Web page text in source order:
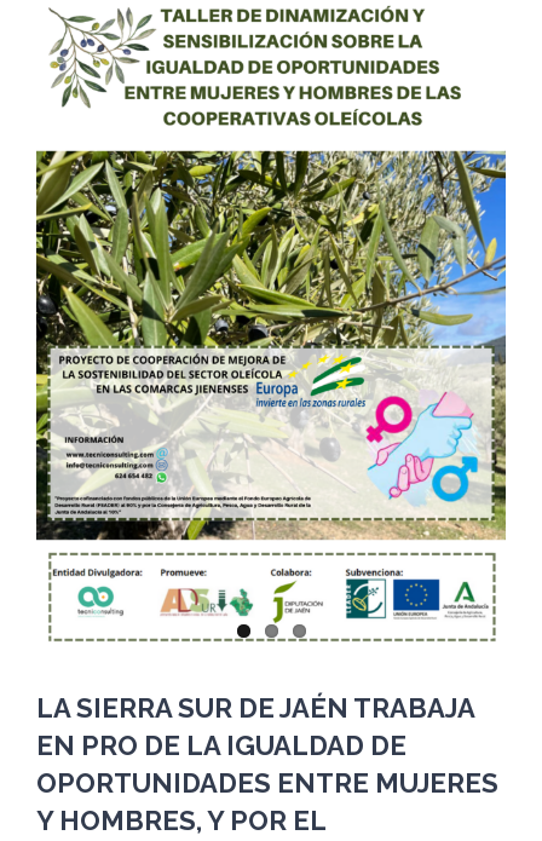
LA SIERRA SUR DE JAÉN TRABAJA
EN PRO DE LA IGUALDAD DE
OPORTUNIDADES ENTRE MUJERES
Y HOMBRES, Y POR EL